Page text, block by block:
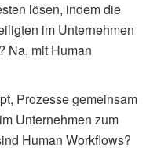
lösen, indem die
im Unternehmen
Na, mit Human
Prozesse gemeinsam
Unternehmen zum
Human Workflows?